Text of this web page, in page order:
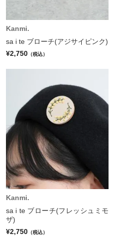
Kanmi.
sa i te ブローチ(アジサイピンク)
¥2,750 （税込）
Kanmi.
sa i te ブローチ(フレッシュミモ
ザ)
¥2,750 （税込）